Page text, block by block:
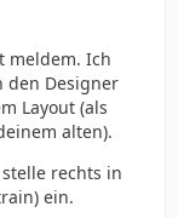
meldem. Ich
den Designer
Layout (als
alten).
rechts in
ein.